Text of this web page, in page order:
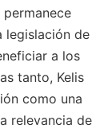
legislación de
a los
tanto, Kelis
como una
relevancia de